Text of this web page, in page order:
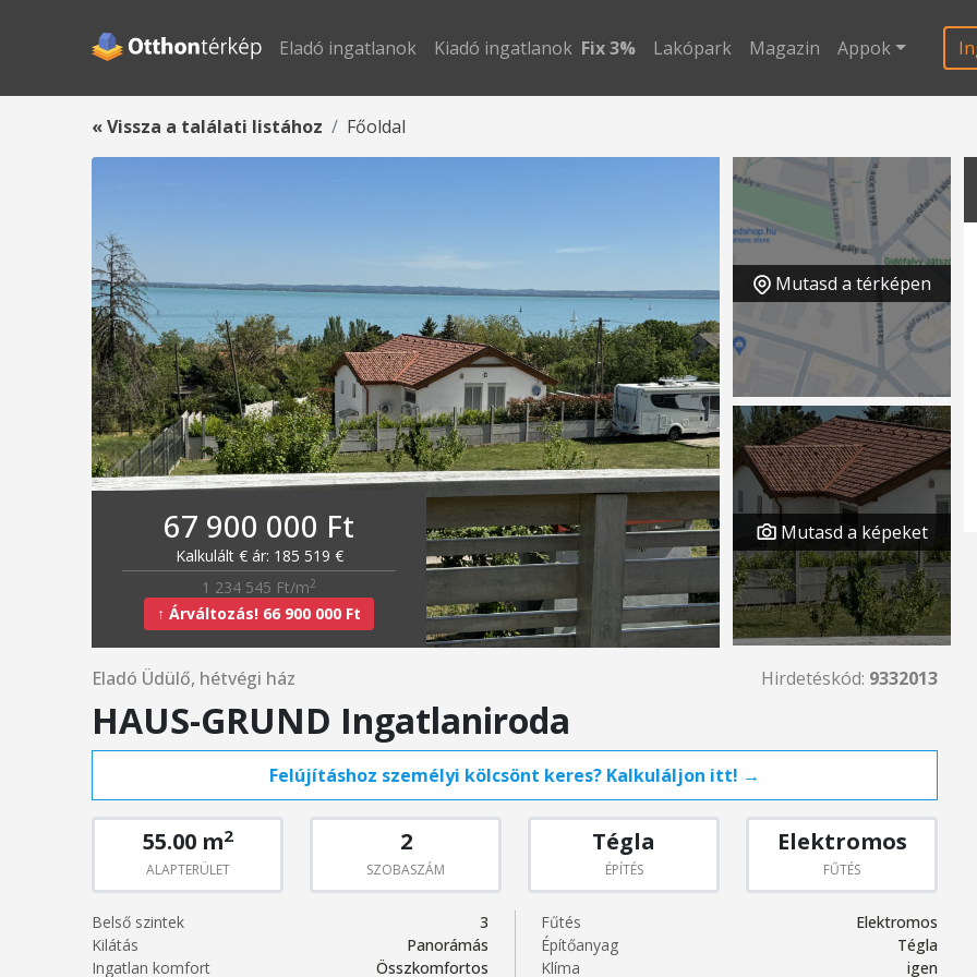
Eladó ingatlanok Kiadó ingatlanok Fix 3% Lakópark Magazin Appok
« Vissza a találati listához Főoldal
67 900 000 Ft
Kalkulált € ár: 185 519 €
1 234 545 Ft/m2
↑ Árváltozás! 66 900 000 Ft
Mutasd a térképen
Mutasd a képeket
Eladó Üdülő, hétvégi ház Hirdetéskód: 9332013
HAUS-GRUND Ingatlaniroda
Felújításhoz személyi kölcsönt keres? Kalkuláljon itt! →
55.00 m2
ALAPTERÜLET
2
SZOBASZÁM
Tégla
ÉPÍTÉS
Elektromos
FŰTÉS
Belső szintek
3
Kilátás
Panorámás
Ingatlan komfort
Összkomfortos
Fűtés
Elektromos
Építőanyag
Tégla
Klíma
igen